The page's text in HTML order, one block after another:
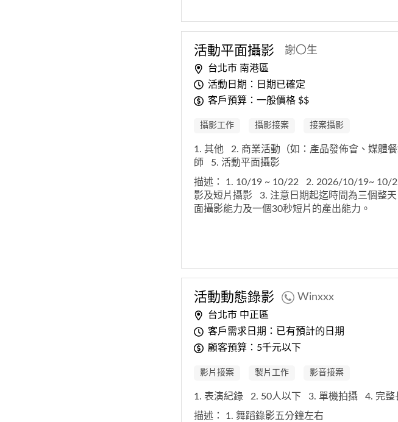
活動平面攝影 謝〇生
台北市 南港區
活動日期：日期已確定
客戶預算：一般價格 $$
攝影工作 攝影接案 接案攝影
1. 其他 2. 商業活動（如：產品發佈會、媒體
師
5. 活動平面攝影
描述： 1. 10/19 ~ 10/22
2. 2026/10/19~ 10/
影及短片攝影
3. 注意日期起迄時間為三個整
面攝影能力及一個30秒短片的產出能力。
活動動態錄影 Winxxx
台北市 中正區
客戶需求日期：已有預計的日期
顧客預算：5千元以下
影片接案 製片工作 影音接案
1. 表演紀錄 2. 50人以下 3. 單機拍攝 4. 完整
描述： 1. 舞蹈錄影五分鐘左右